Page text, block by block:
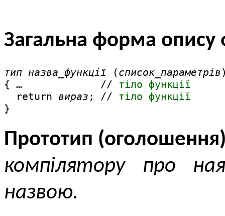
Загальна форма опису
тип назва_функції (список_параметрів
{ …             // тіло функції
  return
вираз ; // тіло функції
}
Прототип
компілятору про
назвою.